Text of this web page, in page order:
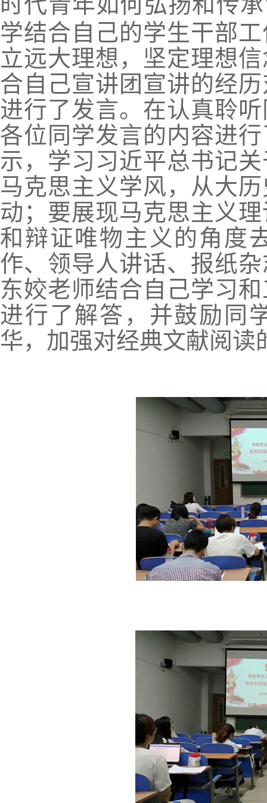
学结合自己的学生干部
立远大理想，坚定理想
合自己宣讲团宣讲的经
进行了发言。在认真聆
各位同学发言的内容进
示，学习习近平总书记
马克思主义学风，从大
动；要展现马克思主义
和辩证唯物主义的角度
作、领导人讲话、报纸
东姣老师结合自己学习和
进行了解答，并鼓励同
华，加强对经典文献阅